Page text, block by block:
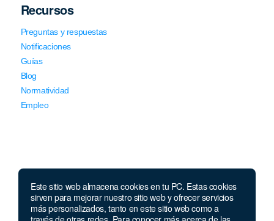
Este sitio web almacena cookies en tu PC. Estas cookies
sirven para mejorar nuestro sitio web y ofrecer servicios
más personalizados, tanto en este sitio web como a
Recursos
Preguntas y respuestas
Notificaciones
Guías
Blog
Normatividad
Empleo
Llámanos